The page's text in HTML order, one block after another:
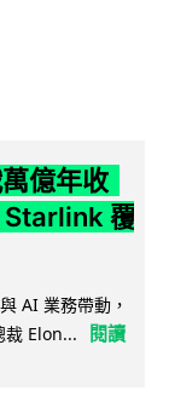
億年收
Starlink 覆
AI 業務帶動，
裁 Elon...
閱讀